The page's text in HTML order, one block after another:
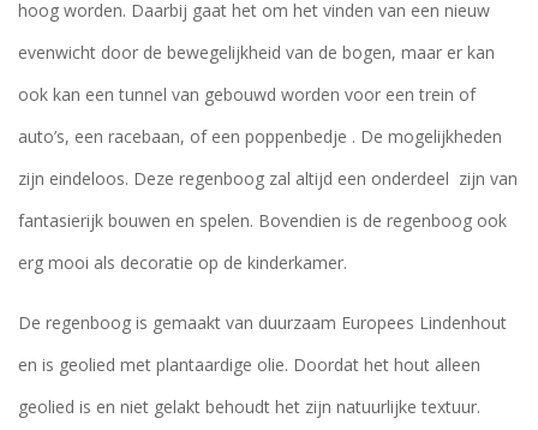
hoog worden. Daarbij gaat het om het vinden van een nieuw
evenwicht door de bewegelijkheid van de bogen, maar er kan
ook kan een tunnel van gebouwd worden voor een trein of
auto’s, een racebaan, of een poppenbedje . De mogelijkheden
zijn eindeloos. Deze regenboog zal altijd een onderdeel zijn van
fantasierijk bouwen en spelen. Bovendien is de regenboog ook
erg mooi als decoratie op de kinderkamer.
De regenboog is gemaakt van duurzaam Europees Lindenhout
en is geolied met plantaardige olie. Doordat het hout alleen
geolied is en niet gelakt behoudt het zijn natuurlijke textuur.